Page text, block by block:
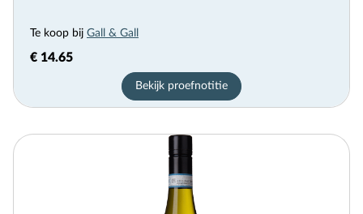
Te koop bij Gall & Gall
€ 14.65
Bekijk proefnotitie